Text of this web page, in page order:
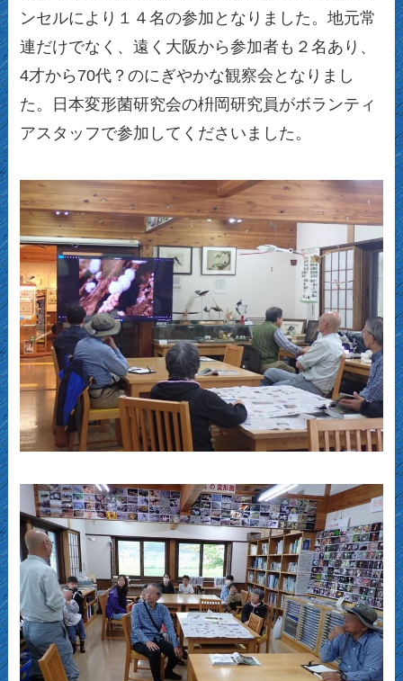
ンセルにより１４名の参加となりました。地元常
連だけでなく、遠く大阪から参加者も２名あり、
4才から70代？のにぎやかな観察会となりまし
た。日本変形菌研究会の枡岡研究員がボランティ
アスタッフで参加してくださいました。